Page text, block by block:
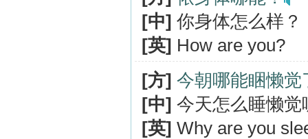
[中] 你身体怎么样？
[英] How are you?
[方] 今朝哪能睏懒觉
[中] 今天怎么睡懒觉
[英] Why are you